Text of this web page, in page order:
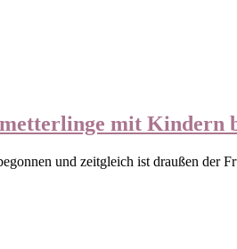
mit Kindern
und zeitgleich ist draußen der